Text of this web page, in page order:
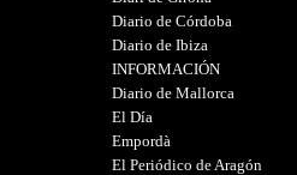
Diario de Córdoba
Diario de Ibiza
INFORMACIÓN
Diario de Mallorca
El Día
Empordà
El Periódico de Aragón